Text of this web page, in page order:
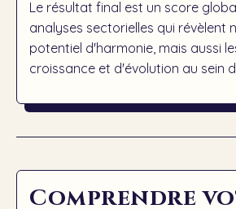
Le résultat final est un score
analyses sectorielles qui révèlent
potentiel d'harmonie, mais aussi
croissance et d'évolution au sein
Comprendre